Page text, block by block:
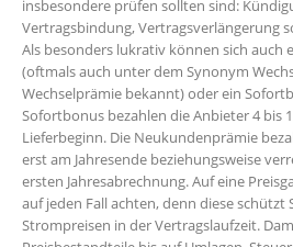
insbesondere prüfen sollten sind:
Vertragsbindung, Vertragsverlängerung
Als besonders lukrativ können sich auch
(oftmals auch unter dem Synonym
Wechselprämie bekannt) oder ein
Sofortbonus bezahlen die Anbieter 4 bis
Lieferbeginn. Die Neukundenprämie
erst am Jahresende beziehungsweise
ersten Jahresabrechnung. Auf eine
auf jeden Fall achten, denn diese schützt
Strompreisen in der Vertragslaufzeit.